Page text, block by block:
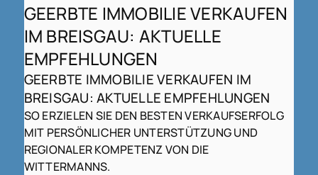
GEERBTE IMMOBILIE VERKAUFEN
IM BREISGAU: AKTUELLE
EMPFEHLUNGEN
GEERBTE IMMOBILIE VERKAUFEN IM
BREISGAU: AKTUELLE EMPFEHLUNGEN
SO ERZIELEN SIE DEN BESTEN VERKAUFSERFOLG
MIT PERSÖNLICHER UNTERSTÜTZUNG UND
REGIONALER KOMPETENZ VON DIE
WITTERMANNS.